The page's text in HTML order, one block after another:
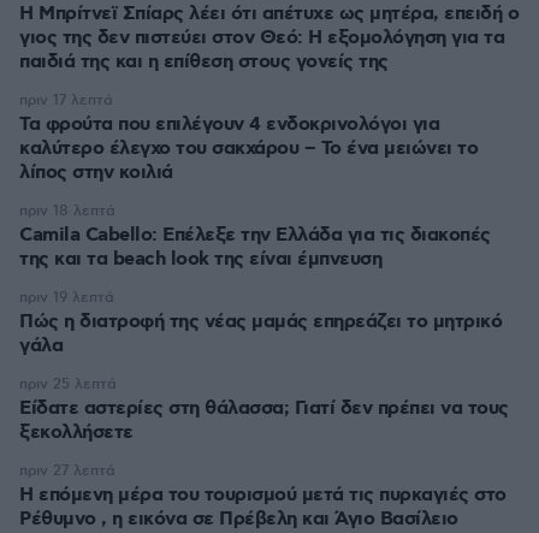
Η Μπρίτνεϊ Σπίαρς λέει ότι απέτυχε ως μητέρα, επειδή ο
γιος της δεν πιστεύει στον Θεό: Η εξομολόγηση για τα
παιδιά της και η επίθεση στους γονείς της
Τα φρούτα που επιλέγουν 4 ενδοκρινολόγοι για
καλύτερο έλεγχο του σακχάρου – Το ένα μειώνει το
λίπος στην κοιλιά
πριν 17 λεπτά
Camila Cabello: Επέλεξε την Ελλάδα για τις διακοπές
της και τα beach look της είναι έμπνευση
πριν 18 λεπτά
Πώς η διατροφή της νέας μαμάς επηρεάζει το μητρικό
γάλα
πριν 19 λεπτά
Είδατε αστερίες στη θάλασσα; Γιατί δεν πρέπει να τους
ξεκολλήσετε
πριν 25 λεπτά
Η επόμενη μέρα του τουρισμού μετά τις πυρκαγιές στο
Ρέθυμνο , η εικόνα σε Πρέβελη και Άγιο Βασίλειο
πριν 27 λεπτά